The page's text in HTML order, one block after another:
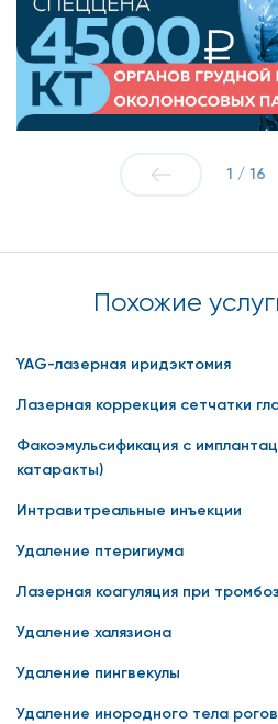
1 / 16
Похожие
YAG-лазерная иридэктомия
Лазерная коррекция сетчатки
Факоэмульсификация с
катаракты)
Интравитреальные инъекции
Удаление птеригиума
Лазерная коагуляция при
Удаление халязиона
Удаление пингвекулы
Удаление инородного тела